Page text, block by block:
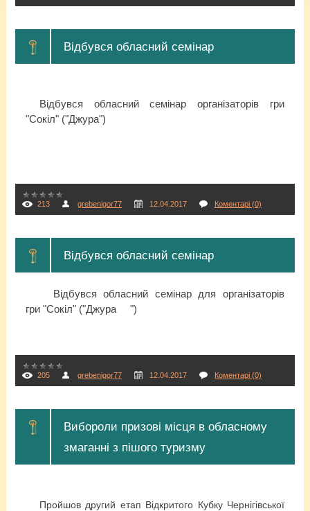
Відбувся обласний семінар
Відбувся обласний семінар організаторів гри
"Сокіл" ("Джура")
213 grebenigor77 12.04.2017 Коментарі (0)
Відбувся обласний семінар
Відбувся обласний семінар для організаторів
гри "Сокіл" ("Джура
")
205 grebenigor77 12.04.2017 Коментарі (0)
Вибороли призові місця в обласному
змаганні з пішого туризму
Пройшов другий етап Відкритого Кубку Чернігівської